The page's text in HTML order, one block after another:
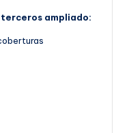
terceros ampliado: